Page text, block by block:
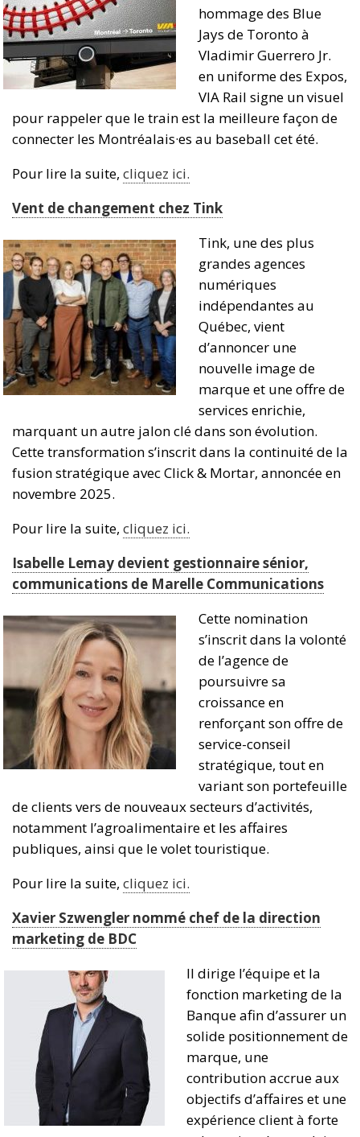
hommage des Blue
Jays de Toronto à
Vladimir Guerrero Jr.
en uniforme des Expos,
VIA Rail signe un visuel
pour rappeler que le train est la meilleure façon de
connecter les Montréalais·es au baseball cet été.
Pour lire la suite, cliquez ici.
Vent de changement chez Tink
Tink, une des plus
grandes agences
numériques
indépendantes au
Québec, vient
d’annoncer une
nouvelle image de
marque et une offre de
services enrichie,
marquant un autre jalon clé dans son évolution.
Cette transformation s’inscrit dans la continuité de la
fusion stratégique avec Click & Mortar, annoncée en
novembre 2025.
Pour lire la suite, cliquez ici.
Isabelle Lemay devient gestionnaire sénior,
communications de Marelle Communications
Cette nomination
s’inscrit dans la volonté
de l’agence de
poursuivre sa
croissance en
renforçant son offre de
service-conseil
stratégique, tout en
variant son portefeuille
de clients vers de nouveaux secteurs d’activités,
notamment l’agroalimentaire et les affaires
publiques, ainsi que le volet touristique.
Pour lire la suite, cliquez ici.
Xavier Szwengler nommé chef de la direction
marketing de BDC
Il dirige l’équipe et la
fonction marketing de la
Banque afin d’assurer un
solide positionnement de
marque, une
contribution accrue aux
objectifs d’affaires et une
expérience client à forte